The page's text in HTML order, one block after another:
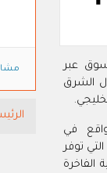
عبر
الشرق
في
توفر
الفاخرة